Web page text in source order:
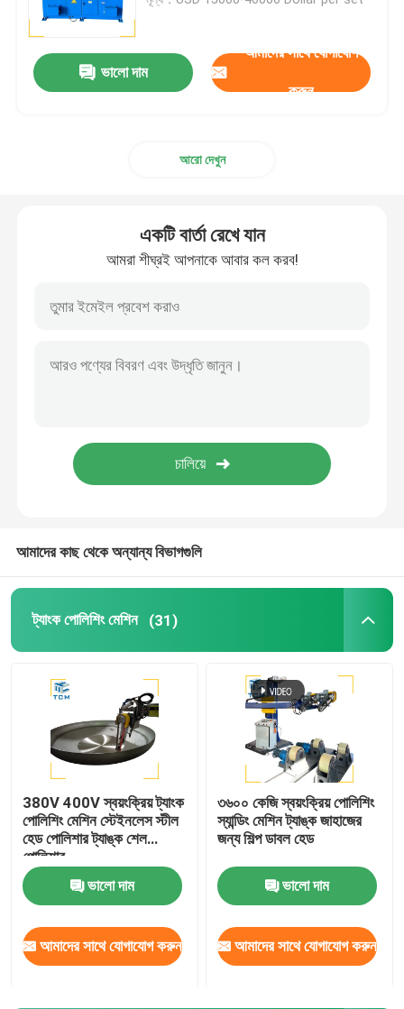
স্বয়ংক্রিয় পাইপ পোলিশিং মেশিন
ওয়েল্ডিং পোলিশিং মেশিন
পলিশিং ভোগ্যপণ্য
ওয়েল্ডিং মেশিন
ভালো দাম
আমাদের সাথে যোগাযোগ
করুন
আরো দেখুন
একটি বার্তা রেখে যান
আমরা শীঘ্রই আপনাকে আবার কল করব!
আমাদের কাছ থেকে অন্যান্য বিভাগগুলি
ট্যাংক পোলিশিং মেশিন (31)
380V 400V স্বয়ংক্রিয় ট্যাংক
পোলিশিং মেশিন স্টেইনলেস স্টীল
হেড পোলিশার ট্যাঙ্ক শেল
পোলিশার
ভালো দাম
আমাদের সাথে যোগাযোগ করুন
৩৬০০ কেজি স্বয়ংক্রিয় পোলিশিং
স্যান্ডিং মেশিন ট্যাঙ্ক জাহাজের
জন্য শিল্প ডাবল হেড
ভালো দাম
আমাদের সাথে যোগাযোগ করুন